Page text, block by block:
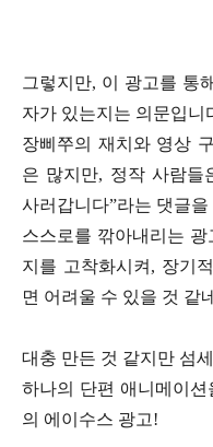
그렇지만, 이 광고를 통
자가 있는지는 의문입니
장삐쭈의 재치와 영상
은 많지만, 정작 사람들
사러갑니다”라는 댓글
스스로를 깎아내리는 광
지를 고착화시켜, 장기
면 어려울 수 있을 것 같
대충 만든 것 같지만 섬
하나의 단편 애니메이
의 에이수스 광고!